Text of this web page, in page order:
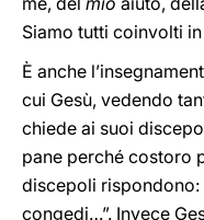
Siamo tutti coinvolti
È anche
cui Gesù, vedendo
chiede ai suoi
pane perché costoro
discepoli rispondono:
congedi…”. Invece